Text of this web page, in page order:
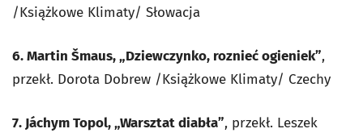
/Książkowe Klimaty/ Słowacja
6. Martin Šmaus, „Dziewczynko, roznieć ogieniek”,
przekł. Dorota Dobrew /Książkowe Klimaty/ Czechy
7. Jáchym Topol, „Warsztat diabła”, przekł. Leszek